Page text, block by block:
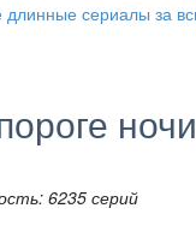
ночи
6235 серий